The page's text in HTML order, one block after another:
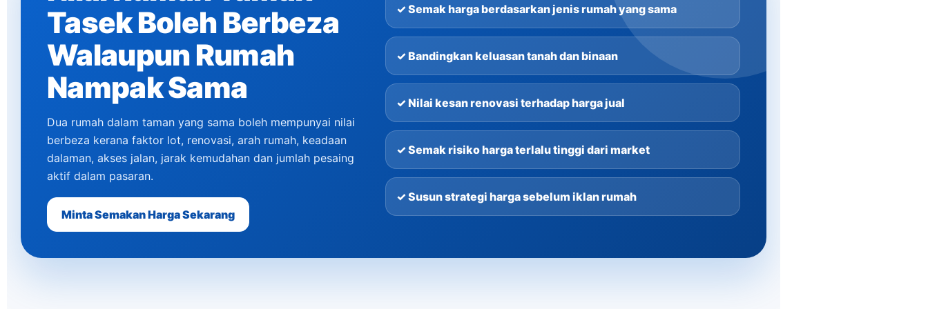
Tasek Boleh Berbeza
Walaupun Rumah
Nampak Sama
Dua rumah dalam taman yang sama boleh mempunyai nilai
berbeza kerana faktor lot, renovasi, arah rumah, keadaan
dalaman, akses jalan, jarak kemudahan dan jumlah pesaing
aktif dalam pasaran.
Minta Semakan Harga Sekarang
✓ Semak harga berdasarkan jenis rumah yang sama
✓ Bandingkan keluasan tanah dan binaan
✓ Nilai kesan renovasi terhadap harga jual
✓ Semak risiko harga terlalu tinggi dari market
✓ Susun strategi harga sebelum iklan rumah